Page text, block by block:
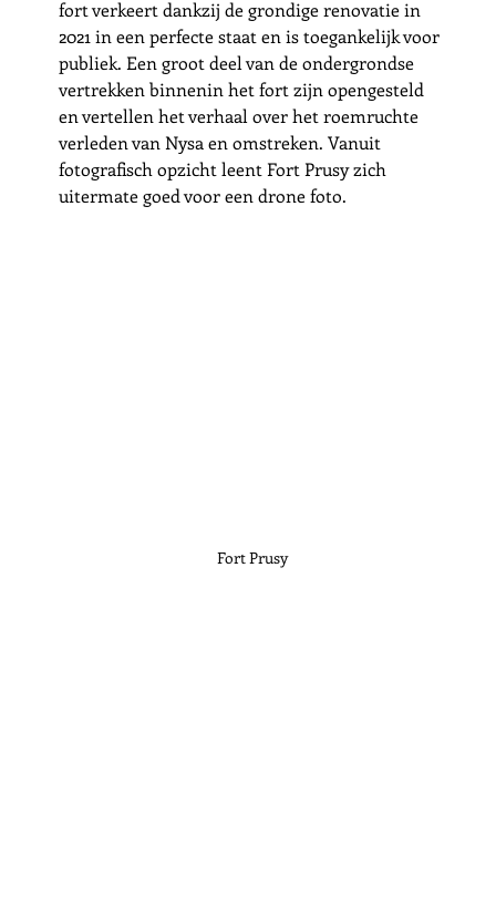
fort verkeert dankzij de grondige renovatie in
2021 in een perfecte staat en is toegankelijk voor
publiek. Een groot deel van de ondergrondse
vertrekken binnenin het fort zijn opengesteld
en vertellen het verhaal over het roemruchte
verleden van Nysa en omstreken. Vanuit
fotografisch opzicht leent Fort Prusy zich
uitermate goed voor een drone foto.
Fort Prusy